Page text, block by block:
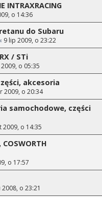
INTRAXRACING
o 14:36
do Subaru
9 lip 2009, o 23:22
/ STi
o 05:35
akcesoria
2009, o 20:34
samochodowe, części
2009, o 14:35
COSWORTH
o 17:57
o 23:21